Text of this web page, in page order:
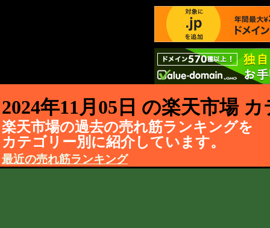
2024年11月05日 の楽天市場
楽天市場の過去の売れ筋ランキングを
カテゴリー別に紹介しています。
最近の売れ筋ランキング